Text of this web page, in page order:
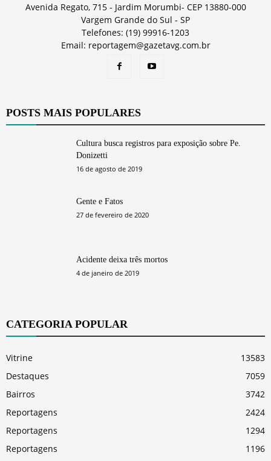
Avenida Regato, 715 - Jardim Morumbi- CEP 13880-000
Vargem Grande do Sul - SP
Telefones: (19) 99916-1203
Email: reportagem@gazetavg.com.br
POSTS MAIS POPULARES
Cultura busca registros para exposição sobre Pe.
Donizetti
16 de agosto de 2019
Gente e Fatos
27 de fevereiro de 2020
Acidente deixa três mortos
4 de janeiro de 2019
CATEGORIA POPULAR
Vitrine
13583
Destaques
7059
Bairros
3742
Reportagens
2424
Reportagens
1294
Reportagens
1196